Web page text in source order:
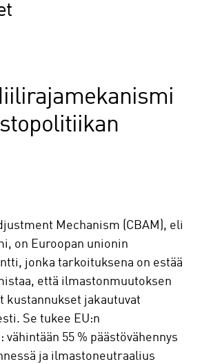
Mechanism (CBAM), eli
on Euroopan unionin
jonka tarkoituksena on estää
että ilmastonmuutoksen
kustannukset jakautuvat
Se tukee EU:n
55 % päästövähennys
ja ilmastoneutraalius